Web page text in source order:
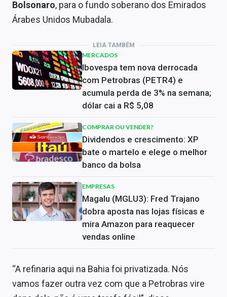
Bolsonaro, para o fundo soberano dos Emirados
Árabes Unidos Mubadala.
LEIA TAMBÉM
MERCADOS
Ibovespa tem nova derrocada
com Petrobras (PETR4) e
acumula perda de 3% na semana;
dólar cai a R$ 5,08
COMPRAR OU VENDER?
Dividendos e crescimento: XP
bate o martelo e elege o melhor
banco da bolsa
EMPRESAS
Magalu (MGLU3): Fred Trajano
dobra aposta nas lojas físicas e
mira Amazon para reaquecer
vendas online
“A refinaria aqui na Bahia foi privatizada. Nós
vamos fazer outra vez com que a Petrobras vire